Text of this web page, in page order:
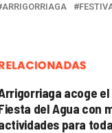
ARRIGORRIAGA
acoge el
del Agua con
para